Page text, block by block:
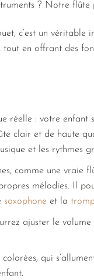
? Notre
c’est un
en offrant des
réelle : votre enfant
clair et de haute
et les rythmes
comme une vraie
mélodies. Il
saxophoneet la
ajuster le
qui